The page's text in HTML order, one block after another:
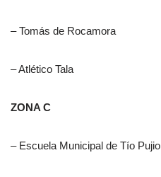
– Tomás de Rocamora
– Atlético Tala
ZONA C
– Escuela Municipal de Tío Pujio